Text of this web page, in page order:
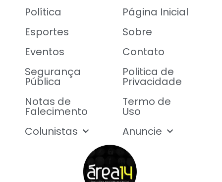
Política
Esportes
Eventos
Segurança
Pública
Notas de
Falecimento
Colunistas
Página Inicial
Sobre
Contato
Politica de
Privacidade
Termo de
Uso
Anuncie